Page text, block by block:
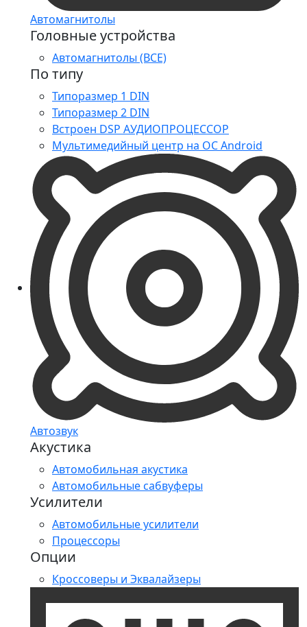
Автомагнитолы
Головные устройства
Автомагнитолы (ВСЕ)
По типу
Типоразмер 1 DIN
Типоразмер 2 DIN
Встроен DSP АУДИОПРОЦЕССОР
Мультимедийный центр на ОС Android
Автозвук
Акустика
Автомобильная акустика
Автомобильные сабвуферы
Усилители
Автомобильные усилители
Процессоры
Опции
Кроссоверы и Эквалайзеры